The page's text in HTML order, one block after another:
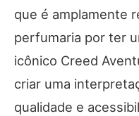
que é amplamente
perfumaria por ter
icônico Creed
criar uma
qualidade e